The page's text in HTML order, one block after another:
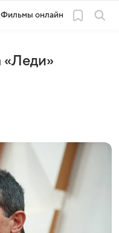
Фильмы онлайн
«Леди»